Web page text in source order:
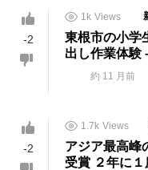
1k Views
東根市の小学
出し作業体験
約 11 月前
-2
1.7k Views
アジア最高峰
受賞 ２年に
-2